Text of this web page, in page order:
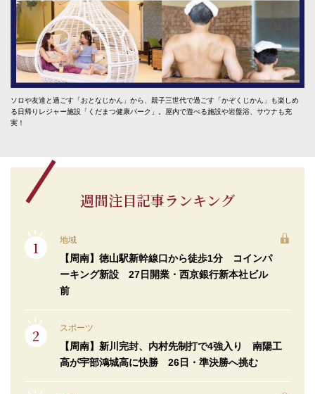
ソロや友達と過ごす「おとなじかん」から、親子三世代で過ごす「かぞくじかん」も楽しめ
る日帰りレジャー施設「くだまつ健康パーク」。屋内で遊べる施設や岩盤浴、サウナも充
実！
週間注目記事ランキング
地域
【周南】徳山駅新幹線口から徒歩1分 コインパ
ーキング新設 27日開業・西京銀行新本社ビル
前
スポーツ
【周南】新川完封、内村先制打で4強入り 南陽工
高が宇部鴻城高に快勝 26日・準決勝へ挑む